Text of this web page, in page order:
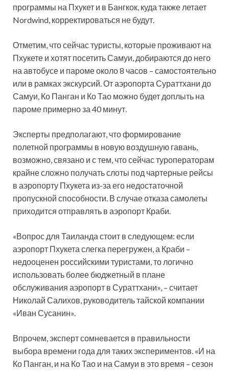
программы на Пхукет и в Бангкок, куда также летает
Nordwind, корректироваться не будут.
Отметим, что сейчас туристы, которые проживают на
Пхукете и хотят посетить Самуи, добираются до него
на автобусе и пароме около 8 часов – самостоятельно
или в рамках экскурсий. От аэропорта Сураттхани до
Самуи, Ко Панган и Ко Тао можно будет доплыть на
пароме примерно за 40 минут.
Эксперты предполагают, что формирование
полетной программы в новую воздушную гавань,
возможно, связано и с тем, что сейчас туроператорам
крайне сложно получать слоты под чартерные рейсы
в аэропорту Пхукета из-за его недостаточной
пропускной способности. В случае отказа самолеты
приходится отправлять в аэропорт Краби.
«Вопрос для Таиланда стоит в следующем: если
аэропорт Пхукета слегка перегружен, а Краби –
недооценен российскими туристами, то логично
использовать более бюджетный в плане
обслуживания аэропорт в Сураттхани», – считает
Николай Салихов, руководитель тайской компании
«Иван Сусанин».
Впрочем, эксперт сомневается в правильности
выбора времени года для таких экспериментов. «И на
Ко Панган, и на Ко Тао и на Самуи в это время – сезон